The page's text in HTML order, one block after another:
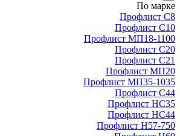
По марке
Профлист С8
Профлист С10
Профлист МП18-1100
Профлист С20
Профлист С21
Профлист МП20
Профлист МП35-1035
Профлист С44
Профлист НС35
Профлист НС44
Профлист Н57-750